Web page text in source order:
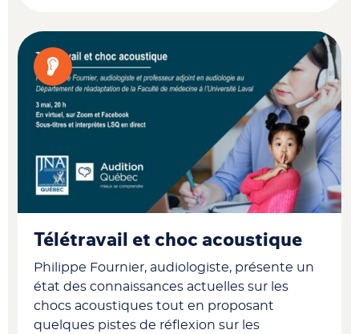
Télétravail et choc acoustique
Philippe Fournier, audiologiste, présente un
état des connaissances actuelles sur les
chocs acoustiques tout en proposant
quelques pistes de réflexion sur les